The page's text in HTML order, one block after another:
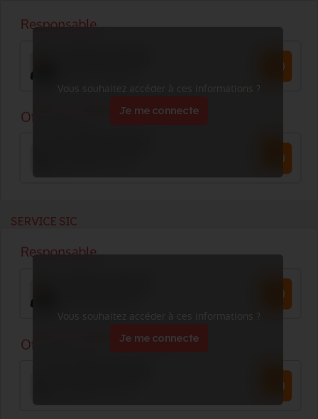
Vous souhaitez accéder à ces informations ?
Je me connecte
SERVICE SIC
Vous souhaitez accéder à ces informations ?
Je me connecte